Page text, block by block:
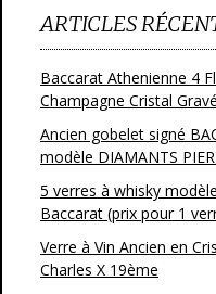
ARTICLES
Baccarat Athenienne 4
Champagne Cristal Gravé
Ancien gobelet signé
modèle DIAMANTS
5 verres à whisky
Baccarat (prix pour 1
Verre à Vin Ancien en
Charles X 19ème